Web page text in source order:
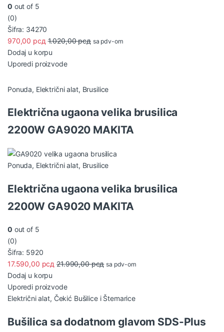
0 out of 5
(0)
Šifra: 34270
970,00 рсд 1.020,00рсд sa pdv-om
Dodaj u korpu
Uporedi proizvode
Ponuda, Električni alat, Brusilice
Električna ugaona velika brusilica
2200W GA9020 MAKITA
Ponuda, Električni alat, Brusilice
Električna ugaona velika brusilica
2200W GA9020 MAKITA
0 out of 5
(0)
Šifra: 5920
17.590,00 рсд 21.990,00рсд sa pdv-om
Dodaj u korpu
Uporedi proizvode
Električni alat, Čekić Bušilice i Štemarice
Bušilica sa dodatnom glavom SDS-Plus